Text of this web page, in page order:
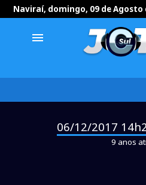
Naviraí, domingo, 09 de Agosto
menu
06/12/2017
9 anos